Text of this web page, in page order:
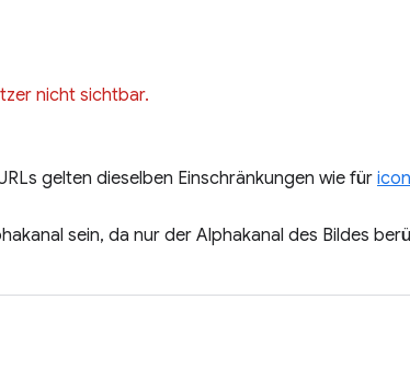
nicht sichtbar.
gelten dieselben Einschränkungen wie für
sein, da nur der Alphakanal des Bildes